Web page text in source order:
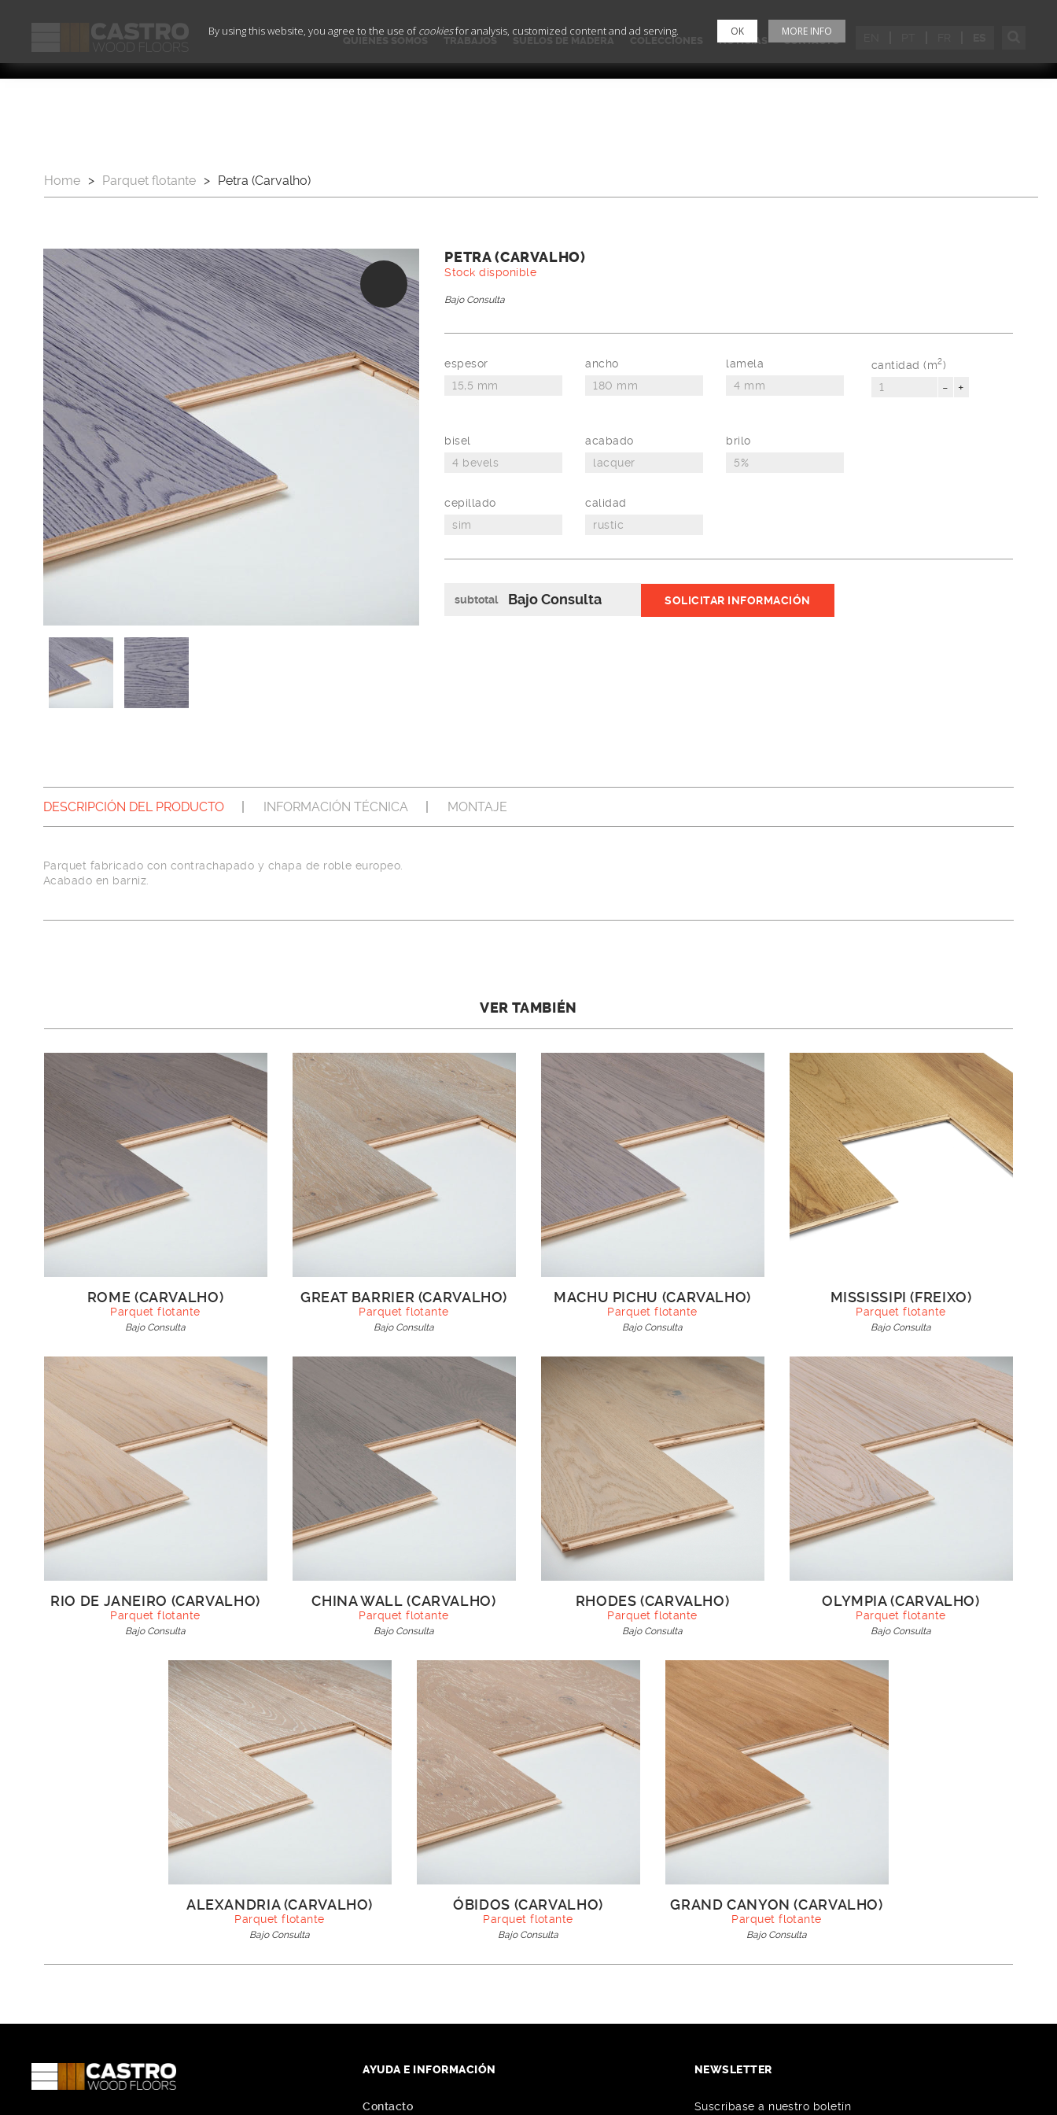
QUIÉNES SOMOS TRABAJOS SUELOS DE MADERA COLECCIONES NOTICIAS CONTACTO
Home > Parquet flotante > Petra (Carvalho)
PETRA (CARVALHO)
Stock disponible
Bajo Consulta
espesor ancho lamela
bisel acabado brilo
cepillado calidad
cantidad (m2)
- +
subtotal Bajo Consulta SOLICITAR INFORMACIÓN
DESCRIPCIÓN DEL PRODUCTO INFORMACIÓN TÉCNICA MONTAJE
Parquet fabricado con contrachapado y chapa de roble europeo.
Acabado en barniz.
VER TAMBIÉN
ROME (CARVALHO)
Parquet flotante
Bajo Consulta
GREAT BARRIER (CARVALHO)
Parquet flotante
Bajo Consulta
MACHU PICHU (CARVALHO)
Parquet flotante
Bajo Consulta
MISSISSIPI (FREIXO)
Parquet flotante
Bajo Consulta
RIO DE JANEIRO (CARVALHO)
Parquet flotante
Bajo Consulta
CHINA WALL (CARVALHO)
Parquet flotante
Bajo Consulta
RHODES (CARVALHO)
Parquet flotante
Bajo Consulta
OLYMPIA (CARVALHO)
Parquet flotante
Bajo Consulta
ALEXANDRIA (CARVALHO)
Parquet flotante
Bajo Consulta
ÓBIDOS (CARVALHO)
Parquet flotante
Bajo Consulta
GRAND CANYON (CARVALHO)
Parquet flotante
Bajo Consulta
AYUDA E INFORMACIÓN
Contacto
NEWSLETTER
Suscríbase a nuestro boletín
By using this website, you agree to the use ofcookiesfor analysis, customized content and ad serving. OK MORE INFO